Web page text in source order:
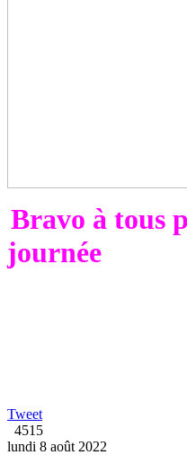
Bravo à tous
journée
Tweet
4515
lundi 8 août 2022